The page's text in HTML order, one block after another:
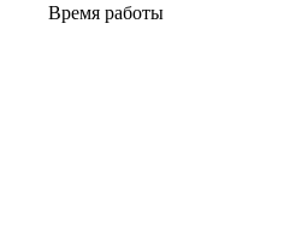
Время работы